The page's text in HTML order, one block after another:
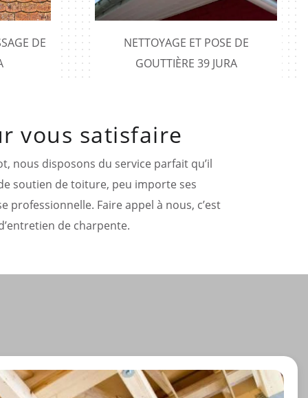
DE
NETTOYAGE ET POSE DE
GOUTTIÈRE 39 JURA
vous satisfaire
nous disposons du service parfait qu’il
soutien de toiture, peu importe ses
Faire appel à nous, c’est
de charpente.